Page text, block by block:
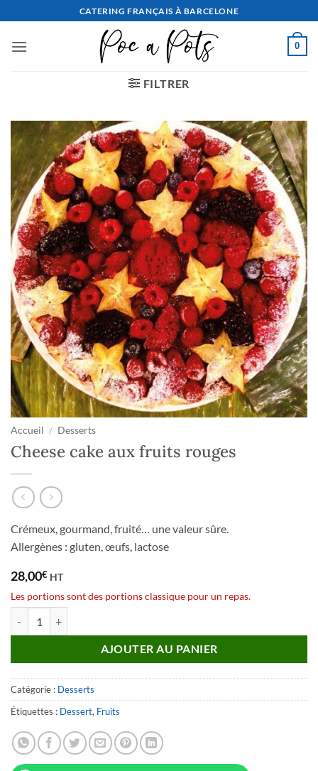
au
contenu
CATERING FRANÇAIS À BARCELONE
0
FILTRER
Accueil / Desserts
Cheese cake aux fruits rouges
Crémeux, gourmand, fruité… une valeur sûre.
Allergènes : gluten, œufs, lactose
28,00€ HT
Les portions sont des portions classique pour un repas.
AJOUTER AU PANIER
Catégorie : Desserts
Étiquettes : Dessert, Fruits